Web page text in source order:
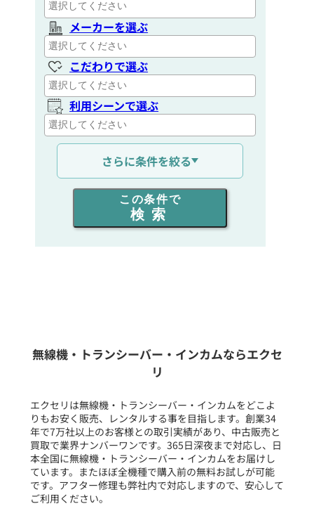
メーカーを選ぶ
こだわりで選ぶ
利用シーンで選ぶ
通信距離を選ぶ
出力を選ぶ
同時通話人数を選ぶ
フリーワード入力(製品名等)
選択条件をリセット
さらに条件を絞る
この条件で
検索
無線機・トランシーバー・インカムならエクセ
リ
エクセリは無線機・トランシーバー・インカムをどこよ
りもお安く販売、レンタルする事を目指します。創業34
年で7万社以上のお客様との取引実績があり、中古販売と
買取で業界ナンバーワンです。365日深夜まで対応し、日
本全国に無線機・トランシーバー・インカムをお届けし
ています。またほぼ全機種で購入前の無料お試しが可能
です。アフター修理も弊社内で対応しますので、安心して
ご利用ください。